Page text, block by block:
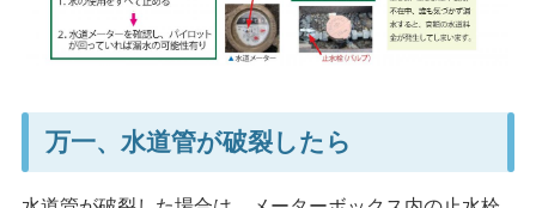
万一、水道管が破裂したら